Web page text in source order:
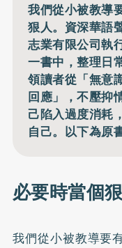
我們從小被教導
狠人。資深華語
志業有限公司執
一書中，整理日
領讀者從「無意
回應」，不壓抑
己陷入過度消耗
自己。以下為原
必要時當個
我們從小被教導要